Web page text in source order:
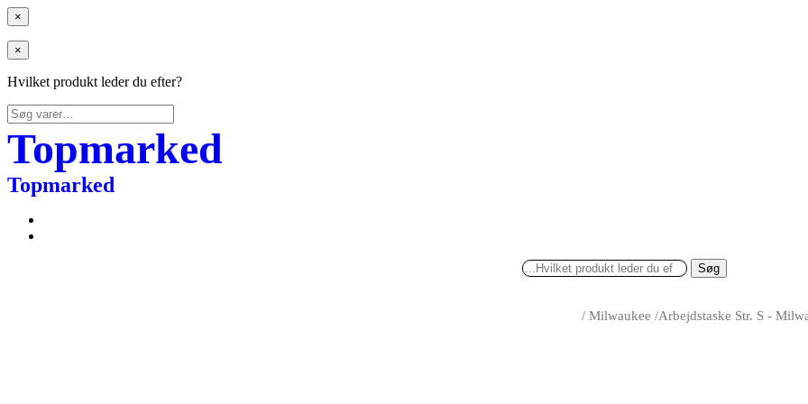
×
×
Hvilket produkt leder du efter?
Søg
efter:
Topmarked
Topmarked
Søg
/ Milwaukee /Arbejdstaske Str. S -